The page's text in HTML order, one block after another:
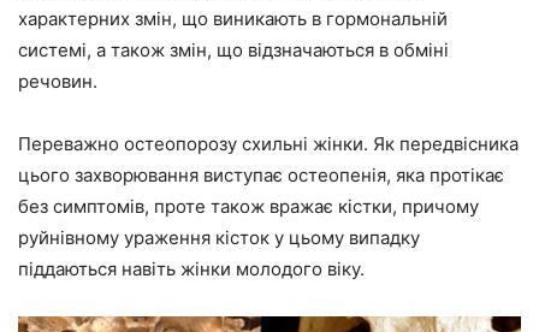
характерних змін, що виникають в гормональній
системі, а також змін, що відзначаються в обміні
речовин.
Переважно остеопорозу схильні жінки. Як передвісника
цього захворювання виступає остеопенія, яка протікає
без симптомів, проте також вражає кістки, причому
руйнівному ураження кісток у цьому випадку
піддаються навіть жінки молодого віку.